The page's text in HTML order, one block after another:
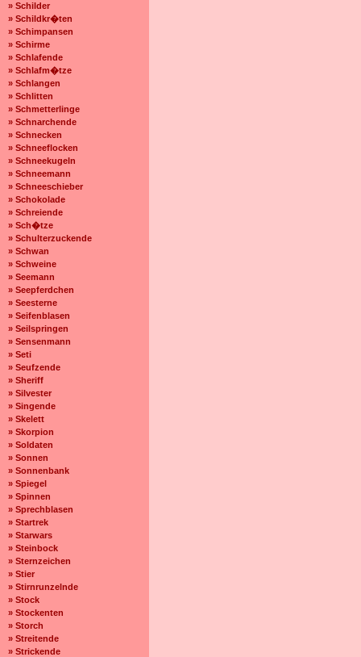
» Schilder
» Schildkr�ten
» Schimpansen
» Schirme
» Schlafende
» Schlafm�tze
» Schlangen
» Schlitten
» Schmetterlinge
» Schnarchende
» Schnecken
» Schneeflocken
» Schneekugeln
» Schneemann
» Schneeschieber
» Schokolade
» Schreiende
» Sch�tze
» Schulterzuckende
» Schwan
» Schweine
» Seemann
» Seepferdchen
» Seesterne
» Seifenblasen
» Seilspringen
» Sensenmann
» Seti
» Seufzende
» Sheriff
» Silvester
» Singende
» Skelett
» Skorpion
» Soldaten
» Sonnen
» Sonnenbank
» Spiegel
» Spinnen
» Sprechblasen
» Startrek
» Starwars
» Steinbock
» Sternzeichen
» Stier
» Stirnrunzelnde
» Stock
» Stockenten
» Storch
» Streitende
» Strickende